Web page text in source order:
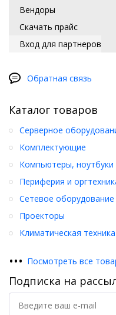
Вендоры
Скачать прайс
Вход для партнеров
Обратная связь
Каталог товаров
Серверное
Комплектующие
Компьютеры, ноутбуки
Периферия и
Сетевое оборудование
Проекторы
Климатическая техника
••• Посмотреть все
Подписка на